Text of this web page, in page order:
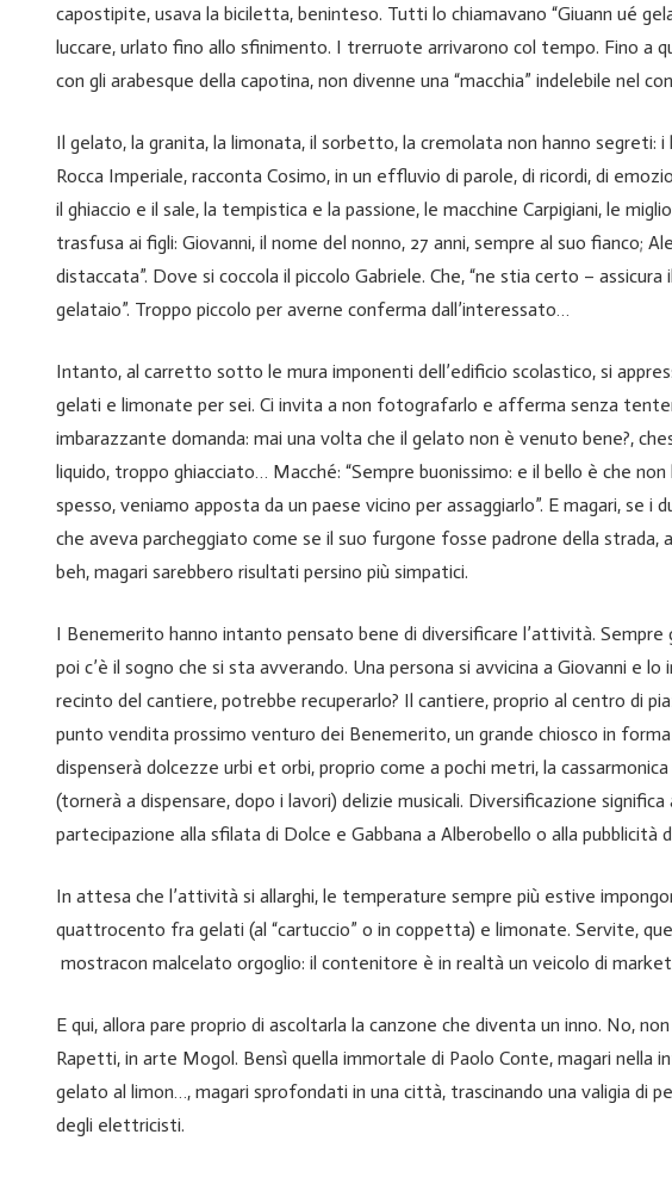
capostipite, usava la biciletta, beninteso. Tutti lo chiamavano “Giuann ué
luccare, urlato fino allo sfinimento. I trerruote arrivarono col tempo. Fino a
con gli arabesque della capotina, non divenne una “macchia” indelebile nel
Il gelato, la granita, la limonata, il sorbetto, la cremolata non hanno segreti:
Rocca Imperiale, racconta Cosimo, in un effluvio di parole, di ricordi, di
il ghiaccio e il sale, la tempistica e la passione, le macchine Carpigiani, le
trasfusa ai figli: Giovanni, il nome del nonno, 27 anni, sempre al suo fianco;
distaccata”. Dove si coccola il piccolo Gabriele. Che, “ne stia certo –
gelataio”. Troppo piccolo per averne conferma dall’interessato…
Intanto, al carretto sotto le mura imponenti dell’edificio scolastico, si
gelati e limonate per sei. Ci invita a non fotografarlo e afferma senza
imbarazzante domanda: mai una volta che il gelato non è venuto bene?,
liquido, troppo ghiacciato… Macché: “Sempre buonissimo: e il bello è che
spesso, veniamo apposta da un paese vicino per assaggiarlo”. E magari, se i
che aveva parcheggiato come se il suo furgone fosse padrone della
beh, magari sarebbero risultati persino più simpatici.
I Benemerito hanno intanto pensato bene di diversificare l’attività.
poi c’è il sogno che si sta avverando. Una persona si avvicina a Giovanni e
recinto del cantiere, potrebbe recuperarlo? Il cantiere, proprio al centro di
punto vendita prossimo venturo dei Benemerito, un grande chiosco in
dispenserà dolcezze urbi et orbi, proprio come a pochi metri, la
(tornerà a dispensare, dopo i lavori) delizie musicali. Diversificazione
partecipazione alla sfilata di Dolce e Gabbana a Alberobello o alla pubblicità
In attesa che l’attività si allarghi, le temperature sempre più estive
quattrocento fra gelati (al “cartuccio” o in coppetta) e limonate. Servite,
mostracon malcelato orgoglio: il contenitore è in realtà un veicolo di
E qui, allora pare proprio di ascoltarla la canzone che diventa un inno. No,
Rapetti, in arte Mogol. Bensì quella immortale di Paolo Conte, magari nella
gelato al limon…, magari sprofondati in una città, trascinando una valigia di
degli elettricisti.